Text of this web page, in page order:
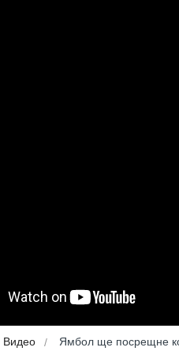
Видео Ямбол ще посрещне